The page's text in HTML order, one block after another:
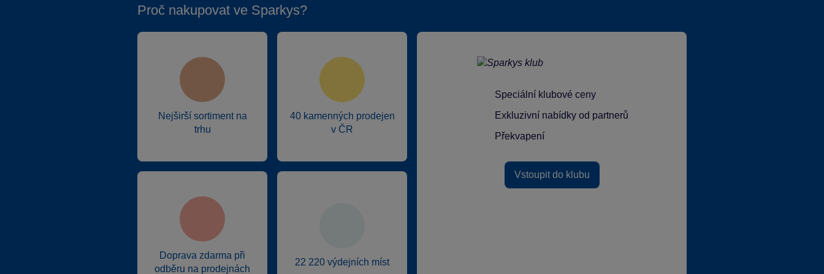
Proč nakupovat ve Sparkys?
Nejširší sortiment na
trhu
40 kamenných prodejen
v ČR
Doprava zdarma při
odběru na prodejnách
22 220 výdejních míst
Speciální klubové ceny
Exkluzivní nabídky od partnerů
Překvapení
Vstoupit do klubu